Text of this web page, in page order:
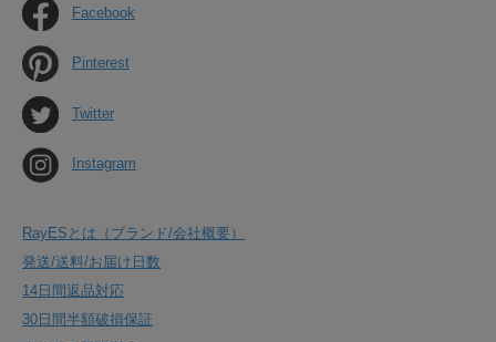
Facebook
Pinterest
Twitter
Instagram
RayESとは（ブランド/会社概要）
発送/送料/お届け日数
14日間返品対応
30日間半額破損保証